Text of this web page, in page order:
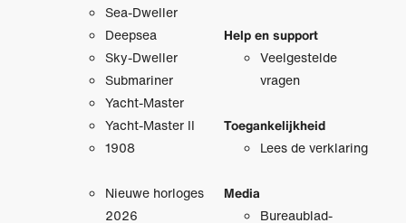
Sea-Dweller
Deepsea
Sky-Dweller
Submariner
Yacht-Master
Yacht-Master II
1908
Nieuwe horloges
2026
Help en support
Veelgestelde
vragen
Toegankelijkheid
Lees de verklaring
Media
Bureaublad­